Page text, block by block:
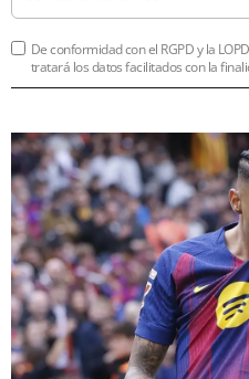
De conformidad con el RGPD y la
tratará los datos facilitados con la